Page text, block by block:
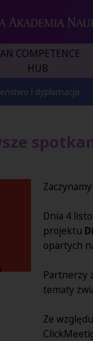
COMPETENCE
HUB
i dyplomacja
Dnia 4
projektu
opartych
Partnerzy
tematy
Ze